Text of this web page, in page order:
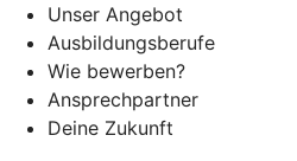
Unser Angebot
Ausbildungsberufe
Wie bewerben?
Ansprechpartner
Deine Zukunft